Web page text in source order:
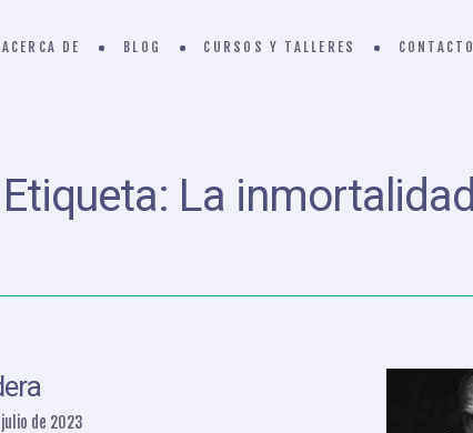
ACERCA DE BLOG CURSOS Y TALLERES CONTACTO
Etiqueta: La inmortalidad
de 2023